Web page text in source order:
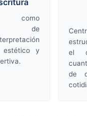
como
de
estético y
el
de